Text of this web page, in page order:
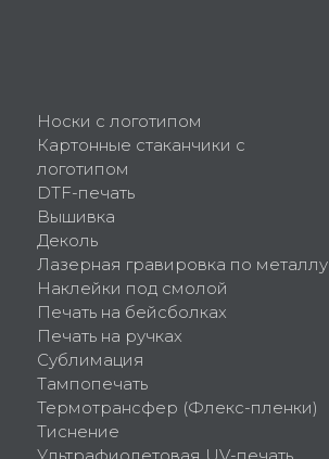
Носки с логотипом
Картонные стаканчики с
логотипом
DTF-печать
Вышивка
Деколь
Лазерная гравировка по металлу
Наклейки под смолой
Печать на бейсболках
Печать на ручках
Сублимация
Тампопечать
Термотрансфер (Флекс-пленки)
Тиснение